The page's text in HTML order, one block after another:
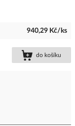
940,29 Kč/ks
do košíku